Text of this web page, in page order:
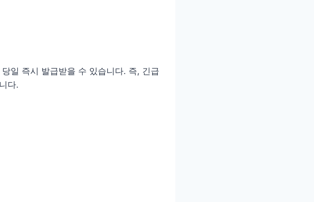
일 즉시 발급받을 수 있습니다. 즉, 긴급
다.